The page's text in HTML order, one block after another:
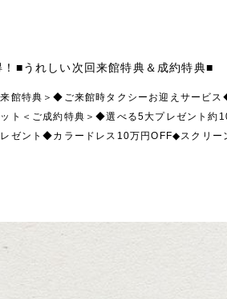
！■うれしい次回来館特典＆成約特典■
来館特典＞◆ご来館時タクシーお迎えサービ
ト＜ご成約特典＞◆選べる5大プレゼント約
ゼント◆カラードレス10万円OFF◆スクリー